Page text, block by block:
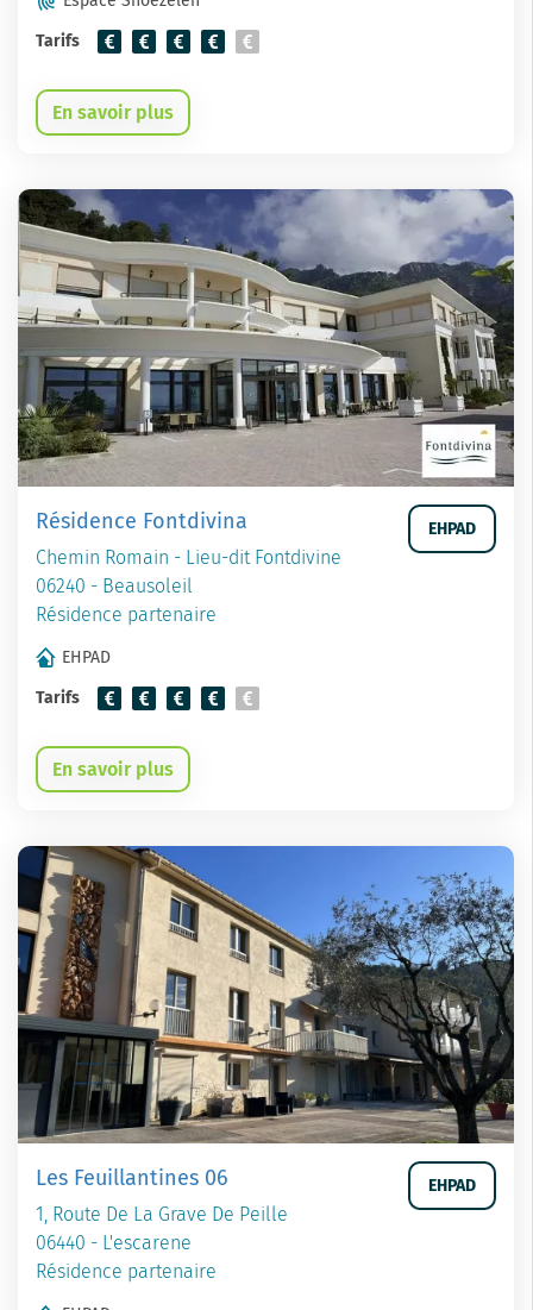
Tarifs
En savoir plus
Résidence Fontdivina
Chemin Romain - Lieu-dit Fontdivine
06240 - Beausoleil
Résidence partenaire
EHPAD
EHPAD
Tarifs
En savoir plus
Les Feuillantines 06
1, Route De La Grave De Peille
06440 - L'escarene
Résidence partenaire
EHPAD